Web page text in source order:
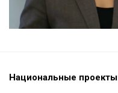
Национальные проекты